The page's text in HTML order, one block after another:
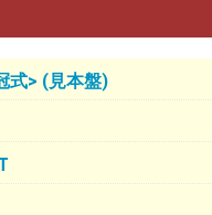
> (見本盤)